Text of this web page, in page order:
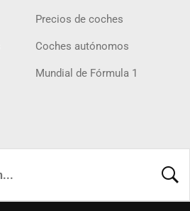
Precios de coches
Coches autónomos
Mundial de Fórmula 1